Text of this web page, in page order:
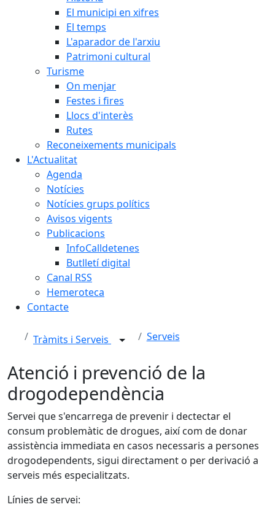
El municipi en xifres
El temps
L'aparador de l'arxiu
Patrimoni cultural
Turisme
On menjar
Festes i fires
Llocs d'interès
Rutes
Reconeixements municipals
L'Actualitat
Agenda
Notícies
Notícies grups polítics
Avisos vigents
Publicacions
InfoCalldetenes
Butlletí digital
Canal RSS
Hemeroteca
Contacte
Tràmits i Serveis Serveis
Atenció i prevenció de la
drogodependència
Servei que s'encarrega de prevenir i dectectar el
consum problemàtic de drogues, així com de donar
assistència immediata en casos necessaris a persones
drogodependents, sigui directament o per derivació a
serveis més especialitzats.
Línies de servei: